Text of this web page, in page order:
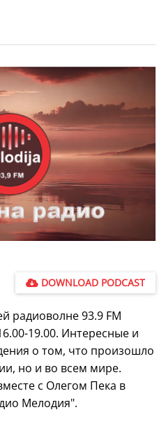
DOWNLOAD PODCAST
радиоволне 93.9 FM
19.00. Интересные и
о том, что произошло
но и во всем мире.
с Олегом Пека в
Мелодия".